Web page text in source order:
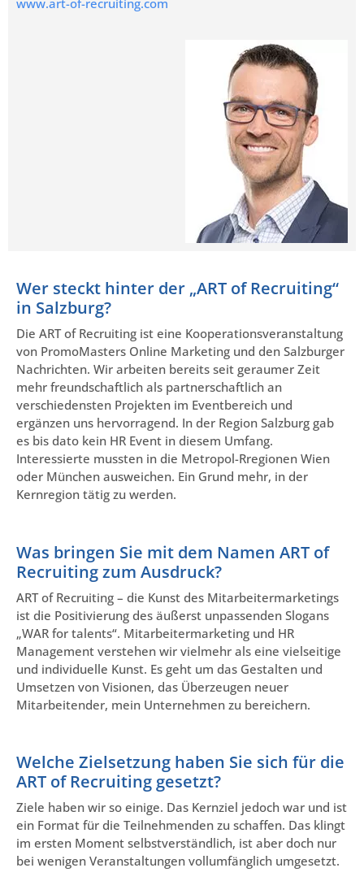
www.art-of-recruiting.com
Wer steckt hinter der „ART of Recruiting“
in Salzburg?
Die ART of Recruiting ist eine Kooperationsveranstaltung
von PromoMasters Online Marketing und den Salzburger
Nachrichten. Wir arbeiten bereits seit geraumer Zeit
mehr freundschaftlich als partnerschaftlich an
verschiedensten Projekten im Eventbereich und
ergänzen uns hervorragend. In der Region Salzburg gab
es bis dato kein HR Event in diesem Umfang.
Interessierte mussten in die Metropol-Rregionen Wien
oder München ausweichen. Ein Grund mehr, in der
Kernregion tätig zu werden.
Was bringen Sie mit dem Namen ART of
Recruiting zum Ausdruck?
ART of Recruiting – die Kunst des Mitarbeitermarketings
ist die Positivierung des äußerst unpassenden Slogans
„WAR for talents“. Mitarbeitermarketing und HR
Management verstehen wir vielmehr als eine vielseitige
und individuelle Kunst. Es geht um das Gestalten und
Umsetzen von Visionen, das Überzeugen neuer
Mitarbeitender, mein Unternehmen zu bereichern.
Welche Zielsetzung haben Sie sich für die
ART of Recruiting gesetzt?
Ziele haben wir so einige. Das Kernziel jedoch war und ist
ein Format für die Teilnehmenden zu schaffen. Das klingt
im ersten Moment selbstverständlich, ist aber doch nur
bei wenigen Veranstaltungen vollumfänglich umgesetzt.